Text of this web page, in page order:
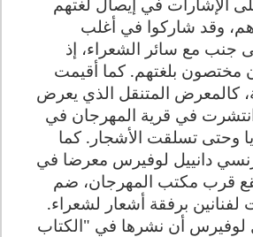
وقد شاركوا في أغلب
جنب مع سائر الشعراء، إذ
مختصون بلغتهم. كما أقيمت
كالمعرض المتنقل الذي يعرض
في قرية المهرجان في
وحتى تسلقت الأشجار. كما
دانييل لوفيرس معرضا في
قرب مكتب المهرجان، ضم
برفقة أشعار لشعراء.
لوفيرس أن نشرها في "الكتاب